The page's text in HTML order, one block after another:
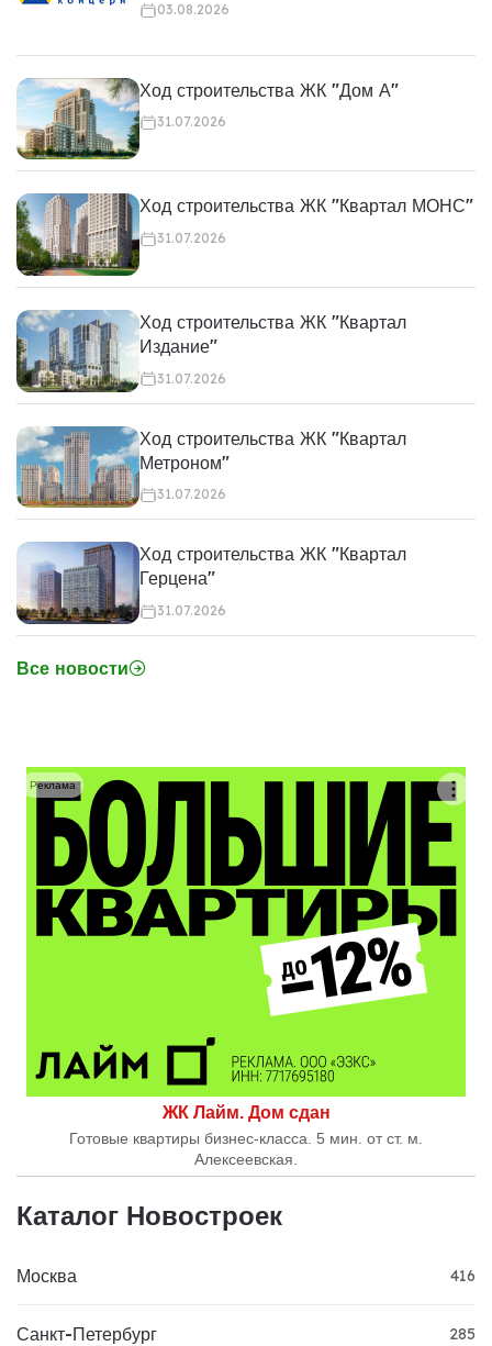
03.08.2026
Ход строительства ЖК "Дом А"
31.07.2026
Ход строительства ЖК "Квартал МОНС"
31.07.2026
Ход строительства ЖК "Квартал
Издание"
31.07.2026
Ход строительства ЖК "Квартал
Метроном"
31.07.2026
Ход строительства ЖК "Квартал
Герцена"
31.07.2026
Все новости
ЖК Лайм. Дом сдан
Готовые квартиры бизнес-класса. 5 мин. от ст. м.
Алексеевская.
Реклама
Каталог Новостроек
Москва 416
Санкт-Петербург 285